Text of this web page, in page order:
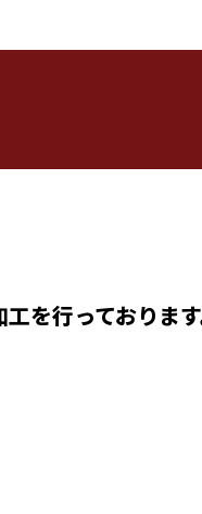
を行っております